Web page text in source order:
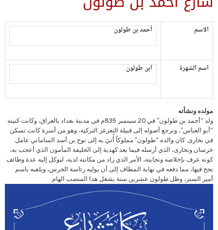
الاسم أحمد بن طولون
اسم الشهرة ابن طولون
مولده ونشأته
ولد “أحمد بن طولون” في 20 ‏سبتمبر 835م في مدينة بغداد بالعراق، وكانت كنيته
“أبو العباس”، وترجع ‏أصوله إلى قبيلة التغزغز التركية، وهو من ‏أسرة كانت تسكن
في بخارى. كان والده “طولون” مملوكاً أُتيَ به إلى نوح ‏بن أسد الساماني عامل
خرسان وبخارى، ‏الذي أرسله فيما بعد كهدية إلى الخليفة ‏المأمون الذي أعجب به،
كونه عرف ‏بإخلاصه ونجابته، الأمر الذي زاد من مكانته ‏لديه، ليوكل إليه عدة وظائف
نجح فيها، مما ‏دفعه في نهاية المطاف إلى أن يوليه رئاسة ‏الحرس، ويلقبه باسم
أمير الستر، وظل طولون عشرين سنة يشغل هذا المنصب الهام.